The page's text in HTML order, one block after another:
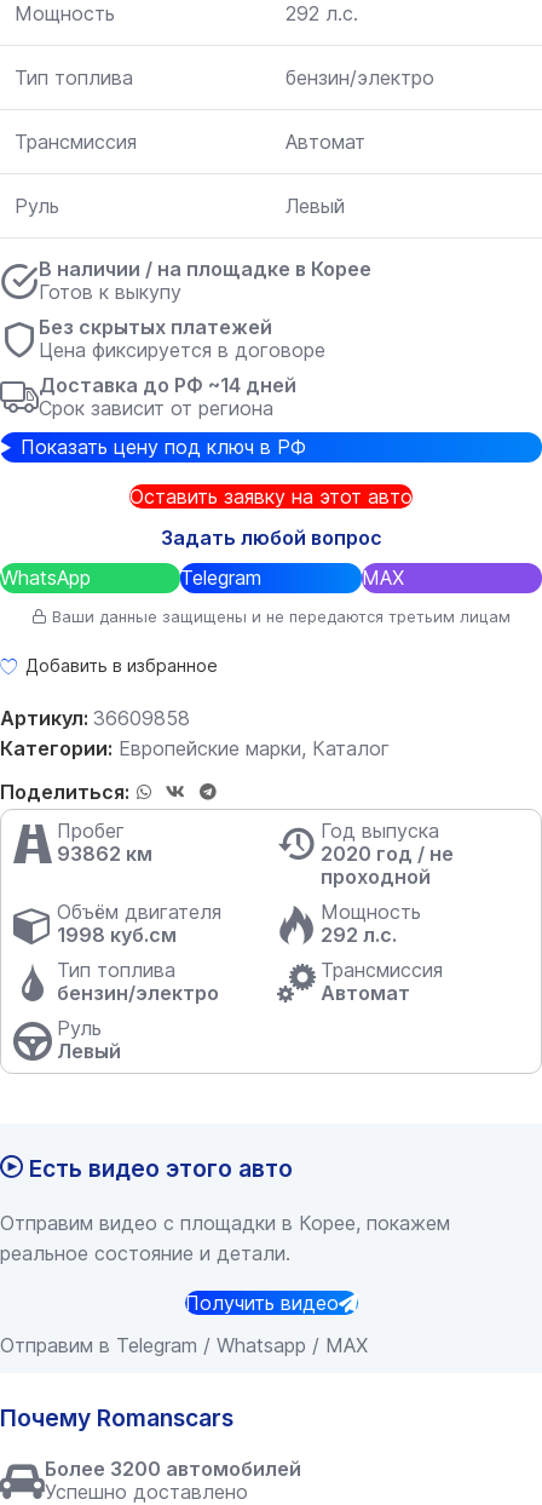
Мощность 292 л.с.
Тип топлива бензин/электро
Трансмиссия Автомат
Руль Левый
В наличии / на площадке в Корее
Готов к выкупу
Без скрытых платежей
Цена фиксируется в договоре
Доставка до РФ ~14 дней
Срок зависит от региона
Показать цену под ключ в РФ
Оставить заявку на этот авто
Задать любой вопрос
WhatsApp
Telegram MAX
Ваши данные защищены и не передаются третьим лицам
Добавить в избранное
Артикул: 36609858
Категории: Европейские марки, Каталог
Поделиться:
Пробег
93862 км
Год выпуска
2020 год / не
проходной
Объём двигателя
1998 куб.см
Мощность
292 л.с.
Тип топлива
бензин/электро
Трансмиссия
Автомат
Руль
Левый
Есть видео этого авто
Отправим видео с площадки в Корее, покажем
реальное состояние и детали.
Получить видео
Отправим в Telegram / Whatsapp / MAX
Почему Romanscars
Более 3200 автомобилей
Успешно доставлено